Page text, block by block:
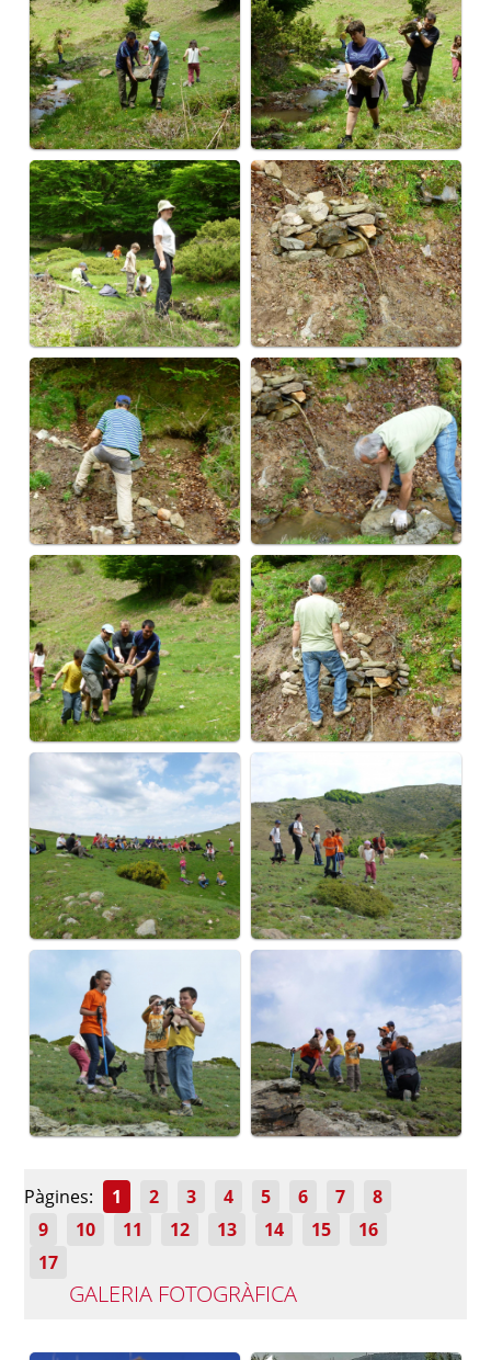
Pàgines: 1 2 3 4 5 6 7
8
9
10 11 12 13 14 15
16
17
GALERIA FOTOGRÀFICA